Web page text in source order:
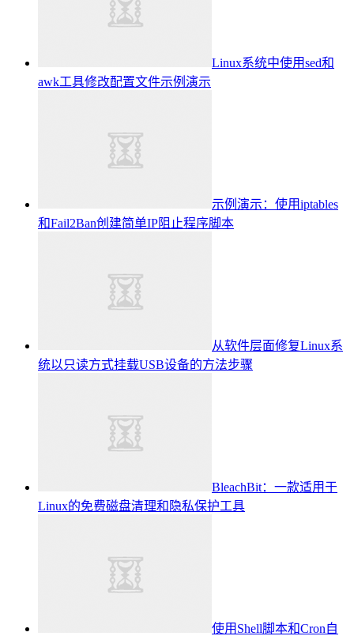
Linux系统中使用sed和
awk工具修改配置文件示例演示
示例演示：使用iptables
和Fail2Ban创建简单IP阻止程序脚本
从软件层面修复Linux系
统以只读方式挂载USB设备的方法步骤
BleachBit：一款适用于
Linux的免费磁盘清理和隐私保护工具
使用Shell脚本和Cron自